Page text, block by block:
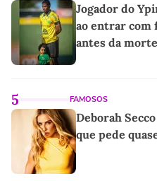
Jogador do
ao entrar com
antes da
5 FAMOSOS
Deborah
que pede